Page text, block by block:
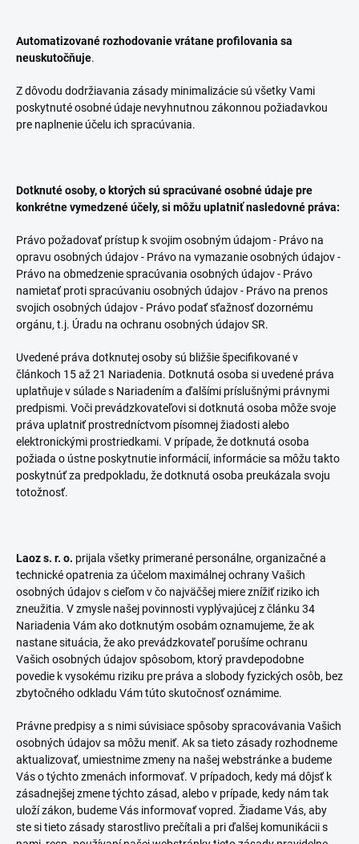
Automatizované rozhodovanie vrátane profilovania sa
neuskutočňuje.
Z dôvodu dodržiavania zásady minimalizácie sú všetky Vami
poskytnuté osobné údaje nevyhnutnou zákonnou požiadavkou
pre naplnenie účelu ich spracúvania.
Dotknuté osoby, o ktorých sú spracúvané osobné údaje pre
konkrétne vymedzené účely, si môžu uplatniť nasledovné práva:
Právo požadovať prístup k svojim osobným údajom - Právo na
opravu osobných údajov - Právo na vymazanie osobných údajov -
Právo na obmedzenie spracúvania osobných údajov - Právo
namietať proti spracúvaniu osobných údajov - Právo na prenos
svojich osobných údajov - Právo podať sťažnosť dozornému
orgánu, t.j. Úradu na ochranu osobných údajov SR.
Uvedené práva dotknutej osoby sú bližšie špecifikované v
článkoch 15 až 21 Nariadenia. Dotknutá osoba si uvedené práva
uplatňuje v súlade s Nariadením a ďalšími príslušnými právnymi
predpismi. Voči prevádzkovateľovi si dotknutá osoba môže svoje
práva uplatniť prostredníctvom písomnej žiadosti alebo
elektronickými prostriedkami. V prípade, že dotknutá osoba
požiada o ústne poskytnutie informácií, informácie sa môžu takto
poskytnúť za predpokladu, že dotknutá osoba preukázala svoju
totožnosť.
Laoz s. r. o. prijala všetky primerané personálne, organizačné a
technické opatrenia za účelom maximálnej ochrany Vašich
osobných údajov s cieľom v čo najväčšej miere znížiť riziko ich
zneužitia. V zmysle našej povinnosti vyplývajúcej z článku 34
Nariadenia Vám ako dotknutým osobám oznamujeme, že ak
nastane situácia, že ako prevádzkovateľ porušíme ochranu
Vašich osobných údajov spôsobom, ktorý pravdepodobne
povedie k vysokému riziku pre práva a slobody fyzických osôb, bez
zbytočného odkladu Vám túto skutočnosť oznámime.
Právne predpisy a s nimi súvisiace spôsoby spracovávania Vašich
osobných údajov sa môžu meniť. Ak sa tieto zásady rozhodneme
aktualizovať, umiestnime zmeny na našej webstránke a budeme
Vás o týchto zmenách informovať. V prípadoch, kedy má dôjsť k
zásadnejšej zmene týchto zásad, alebo v prípade, kedy nám tak
uloží zákon, budeme Vás informovať vopred. Žiadame Vás, aby
ste si tieto zásady starostlivo prečítali a pri ďalšej komunikácii s